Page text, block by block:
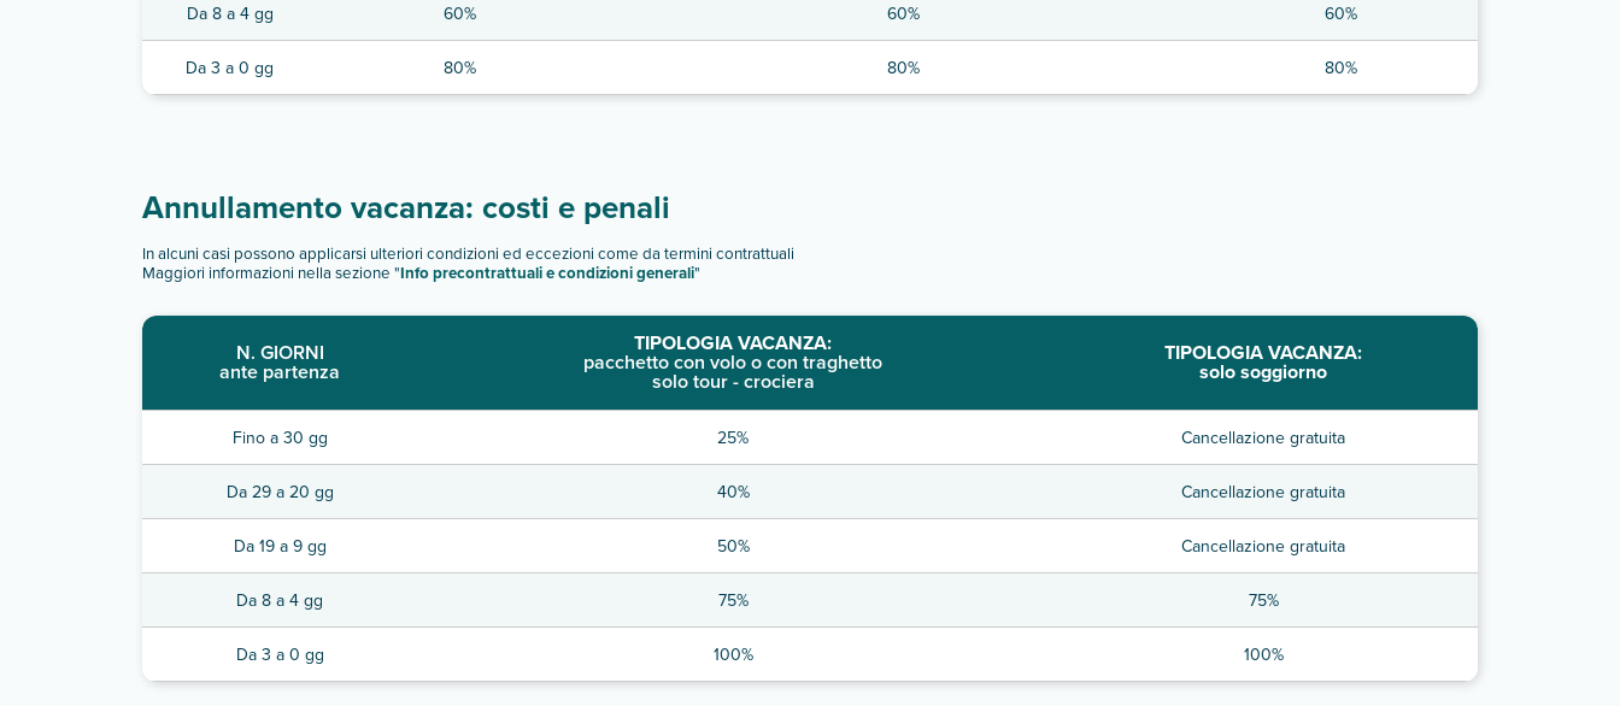
Da 8 a 4 gg 60% 60% 60%
Da 3 a 0 gg 80% 80% 80%
Annullamento vacanza: costi e penali
In alcuni casi possono applicarsi ulteriori condizioni ed eccezioni come da termini contrattuali
Maggiori informazioni nella sezione "Info precontrattuali e condizioni generali"
N. GIORNI
ante partenza
TIPOLOGIA VACANZA:
pacchetto con volo o con traghetto
solo tour - crociera
TIPOLOGIA VACANZA:
solo soggiorno
Fino a 30 gg 25% Cancellazione gratuita
Da 29 a 20 gg 40% Cancellazione gratuita
Da 19 a 9 gg 50% Cancellazione gratuita
Da 8 a 4 gg 75% 75%
Da 3 a 0 gg 100% 100%